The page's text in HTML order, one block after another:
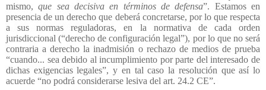
mismo,que sea decisiva en términos de defensa”. Estamos en
presencia de un derecho que deberá concretarse, por lo que respecta
a sus normas reguladoras, en la normativa de cada orden
jurisdiccional (“derecho de configuración legal”), por lo que no será
contraria a derecho la inadmisión o rechazo de medios de prueba
“cuando... sea debido al incumplimiento por parte del interesado de
dichas exigencias legales”, y en tal caso la resolución que así lo
acuerde “no podrá considerarse lesiva del art. 24.2 CE”.